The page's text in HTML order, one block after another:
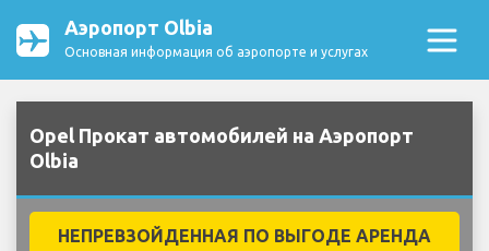
Аэропорт Olbia
Основная информация об аэропорте и услугах
Opel Прокат автомобилей на Аэропорт
Olbia
НЕПРЕВЗОЙДЕННАЯ ПО ВЫГОДЕ АРЕНДА